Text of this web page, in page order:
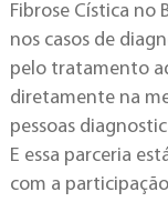
Fibrose Cística no
nos casos de
pelo tratamento
diretamente na
pessoas
E essa parceria
com a